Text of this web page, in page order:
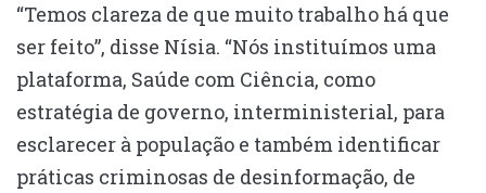
“Temos clareza de que muito trabalho há que
ser feito”, disse Nísia. “Nós instituímos uma
plataforma, Saúde com Ciência, como
estratégia de governo, interministerial, para
esclarecer à população e também identificar
práticas criminosas de desinformação, de